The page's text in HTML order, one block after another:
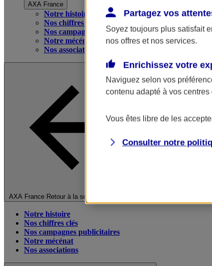
AXA France
Notre histoire
Nos chiffres clés
Nos campagnes publicitaires
Notre mécénat
Nos associations
AXA France Retour à la section précédente
Notre histoire
Nos chiffres clés
Nos campagnes publicitaires
Notre mécénat
Nos associations
Partagez vos
Soyez toujours plus satisfait
nos offres et nos services.
Enrichissez votre
Naviguez selon vos
contenu adapté à vos
Vous êtes libre de les
Consulter notre